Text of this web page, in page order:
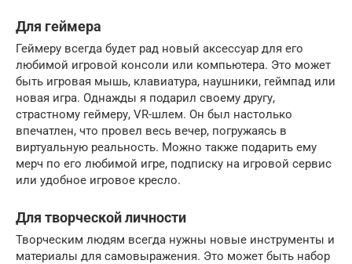
Для геймера
Геймеру всегда будет рад новый аксессуар для его
любимой игровой консоли или компьютера. Это может
быть игровая мышь, клавиатура, наушники, геймпад или
новая игра. Однажды я подарил своему другу,
страстному геймеру, VR-шлем. Он был настолько
впечатлен, что провел весь вечер, погружаясь в
виртуальную реальность. Можно также подарить ему
мерч по его любимой игре, подписку на игровой сервис
или удобное игровое кресло.
Для творческой личности
Творческим людям всегда нужны новые инструменты и
материалы для самовыражения. Это может быть набор